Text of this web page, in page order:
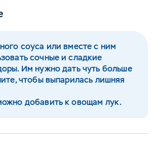
соуса или вместе с ним
сочные и сладкие
Им нужно дать чуть больше
чтобы выпарилась лишняя
добавить к овощам лук.